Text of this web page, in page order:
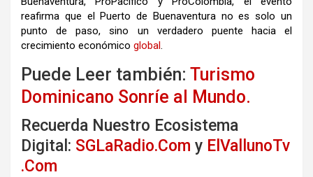
reafirma que el Puerto de Buenaventura no es solo un
punto de paso, sino un verdadero puente hacia el
crecimiento económico global.
Puede Leer también: Turismo
Dominicano Sonríe al Mundo.
Recuerda Nuestro Ecosistema
Digital: SGLaRadio.Com y ElVallunoTv
.Com